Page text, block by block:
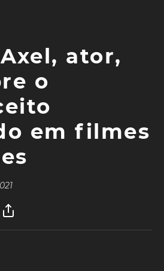
ator,
o
em filmes